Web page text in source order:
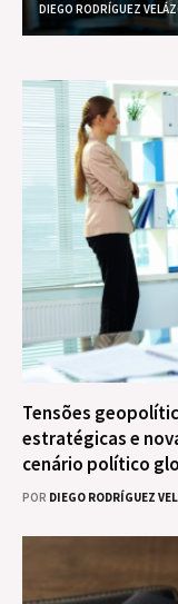
DIEGO RODRÍGUEZ
Tensões
estratégicas e
cenário político
POR DIEGO RODRÍGUEZ